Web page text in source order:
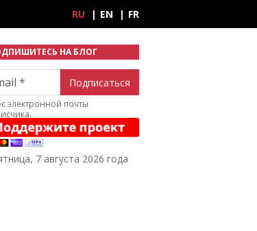
RU EN FR
НА БЛОГ
электронной почты
7 августа 2026 года